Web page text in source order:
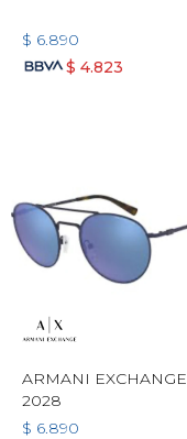
$ 6.890
$ 4.823
ARMANI EXCHANGE
2028
$ 6.890